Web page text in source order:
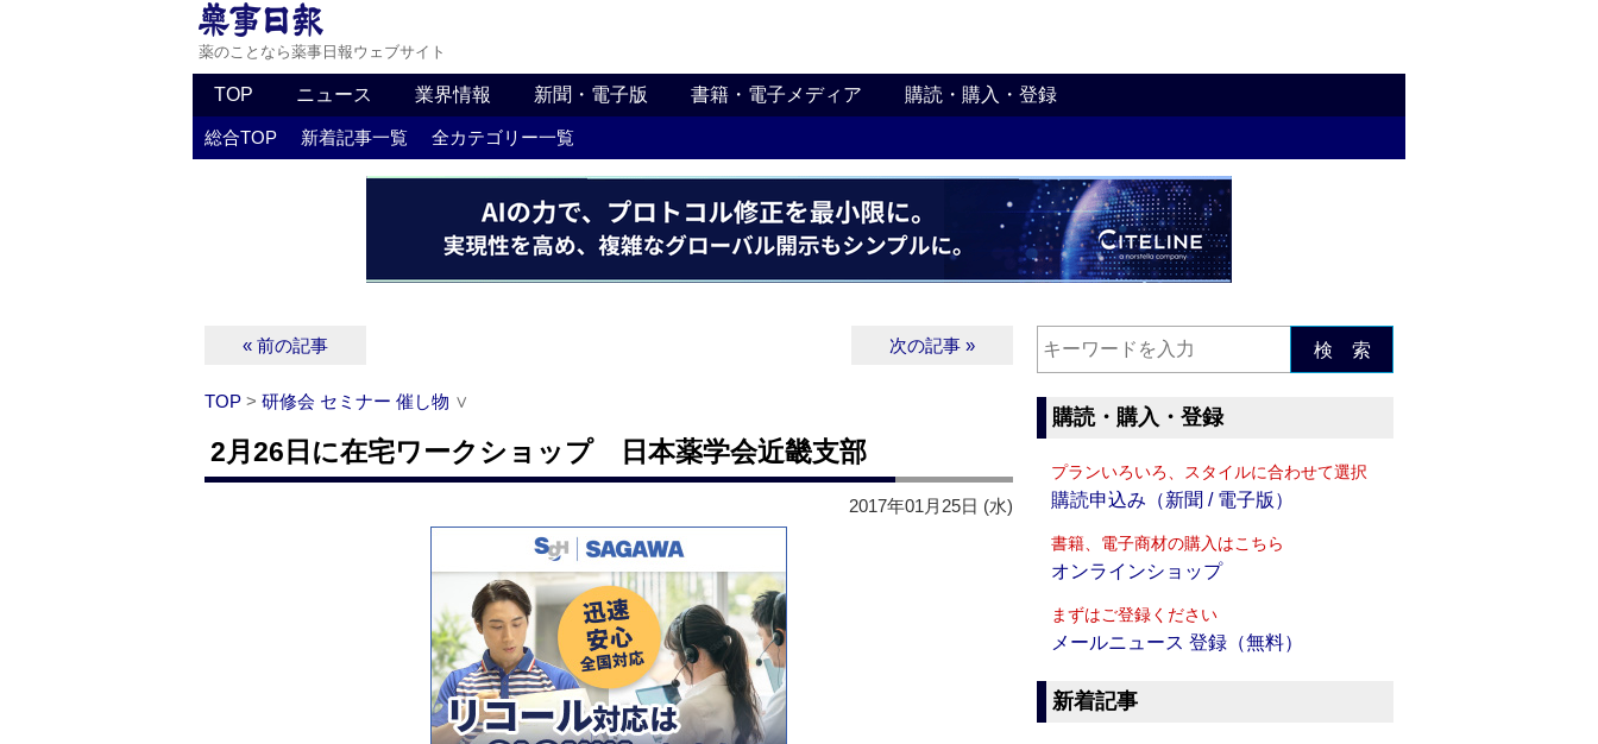
薬のことなら薬事日報ウェブサイト
TOP ニュース 業界情報 新聞・電子版 書籍・電子メディア 購読・購入・登録
総合TOP 新着記事一覧 全カテゴリー一覧
« 前の記事 次の記事 »
TOP > 研修会 セミナー 催し物 ∨
2月26日に在宅ワークショップ 日本薬学会近畿支部
2017年01月25日 (水)
検 索
購読・購入・登録
プランいろいろ、スタイルに合わせて選択
購読申込み（新聞 / 電子版）
書籍、電子商材の購入はこちら
オンラインショップ
まずはご登録ください
メールニュース 登録（無料）
新着記事